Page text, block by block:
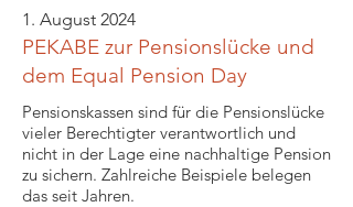
1. August 2024
PEKABE zur Pensionslücke und
dem Equal Pension Day
Pensionskassen sind für die Pensionslücke
vieler Berechtigter verantwortlich und
nicht in der Lage eine nachhaltige Pension
zu sichern. Zahlreiche Beispiele belegen
das seit Jahren.